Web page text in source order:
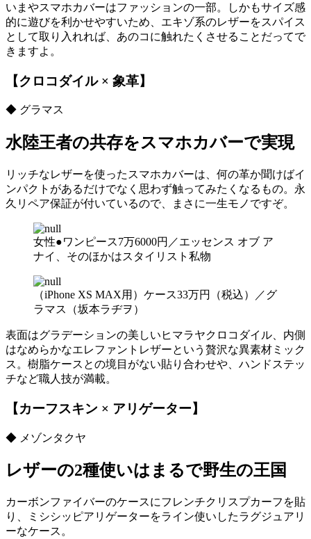
いまやスマホカバーはファッションの一部。しかもサイズ感
的に遊びを利かせやすいため、エキゾ系のレザーをスパイス
として取り入れれば、あのコに触れたくさせることだってで
きますよ。
【クロコダイル × 象革】
◆ グラマス
水陸王者の共存をスマホカバーで実現
リッチなレザーを使ったスマホカバーは、何の革か聞けばイ
ンパクトがあるだけでなく思わず触ってみたくなるもの。永
久リペア保証が付いているので、まさに一生モノですぞ。
女性●ワンピース7万6000円／エッセンス オブ ア
ナイ、そのほかはスタイリスト私物
（iPhone XS MAX用）ケース33万円（税込）／グ
ラマス（坂本ラヂヲ）
表面はグラデーションの美しいヒマラヤクロコダイル、内側
はなめらかなエレファントレザーという贅沢な異素材ミック
ス。樹脂ケースとの境目がない貼り合わせや、ハンドステッ
チなど職人技が満載。
【カーフスキン × アリゲーター】
◆ メゾンタクヤ
レザーの2種使いはまるで野生の王国
カーボンファイバーのケースにフレンチクリスプカーフを貼
り、ミシシッピアリゲーターをライン使いしたラグジュアリ
ーなケース。